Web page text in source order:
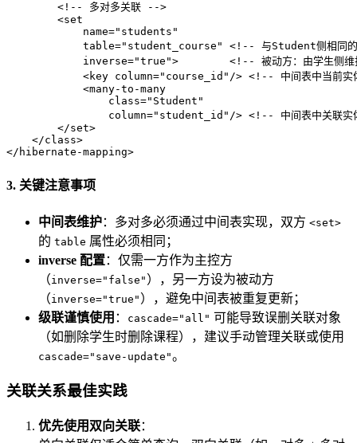
<!-- 多对多关联 -->
<set
name="students"
table="student_course" <! --
与Student侧相同
            inverse="true">
<!-- 被动方：由学生侧
<key column="course_id" /> <!-- 中间表中当前
<many-to-many
class="Student"
column="student_id" /> <!-- 中间表中关联
</set>
</class>
</ hibernate-mapping>
3. 关键注意事项
中间表维护：多对多必须通过中间表实现，双方 <set>
的 table 属性必须相同；
inverse 配置：仅需一方作为主控方
（inverse="false" ），另一方设为被动方
（inverse="true" ），避免中间表被重复更新；
级联谨慎使用 ： cascade="all" 可能导致误删关联对象
（如删除学生时删除课程），建议手动管理关联或使用
cascade="save-update"。
关联关系最佳实践
优先使用双向关联：